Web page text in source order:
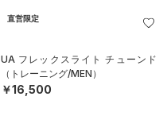
直営限定
UA フレックスライト チューンド
（トレーニング/MEN）
￥16,500